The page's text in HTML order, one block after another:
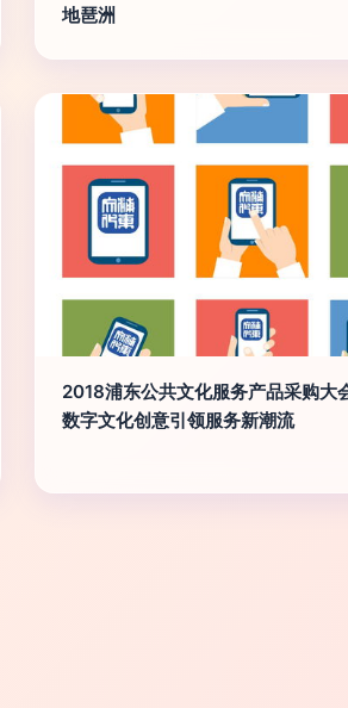
地琶洲
2018浦东公共文化服务产品采购大
数字文化创意引领服务新潮流